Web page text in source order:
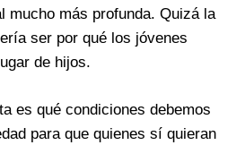
mucho más profunda. Quizá la
ser por qué los jóvenes
de hijos.
es qué condiciones debemos
para que quienes sí quieran